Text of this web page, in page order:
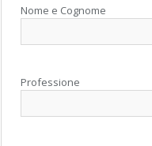
Nome e Cognome
Professione